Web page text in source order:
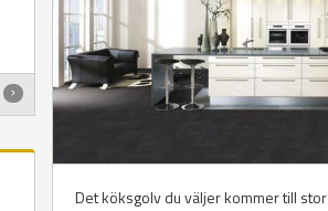
Det köksgolv du väljer kommer till stor